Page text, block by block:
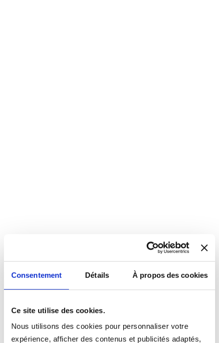
Consentement Détails À propos des cookies
Ce site utilise des cookies.
Nous utilisons des cookies pour personnaliser votre
expérience, afficher des contenus et publicités adaptés,